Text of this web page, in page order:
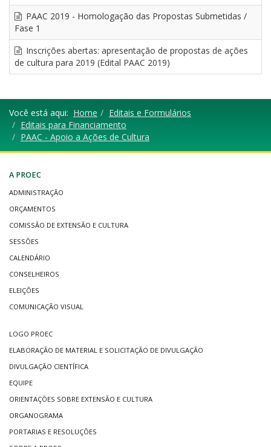
PAAC 2019 - Homologação das Propostas Submetidas /
Fase 1
Inscrições abertas: apresentação de propostas de ações
de cultura para 2019 (Edital PAAC 2019)
Você está aqui: Home
Editais e Formulários
Editais para Financiamento
PAAC - Apoio a Ações de Cultura
A PROEC
ADMINISTRAÇÃO
ORÇAMENTOS
COMISSÃO DE EXTENSÃO E CULTURA
SESSÕES
CALENDÁRIO
CONSELHEIROS
ELEIÇÕES
COMUNICAÇÃO VISUAL
LOGO PROEC
ELABORAÇÃO DE MATERIAL E SOLICITAÇÃO DE DIVULGAÇÃO
DIVULGAÇÃO CIENTÍFICA
EQUIPE
ORIENTAÇÕES SOBRE EXTENSÃO E CULTURA
ORGANOGRAMA
PORTARIAS E RESOLUÇÕES